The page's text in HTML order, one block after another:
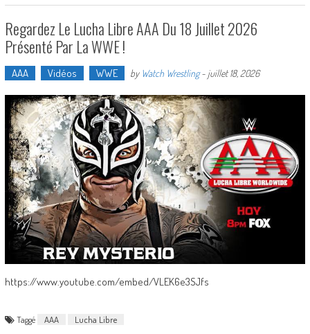
Regardez Le Lucha Libre AAA Du 18 Juillet 2026
Présenté Par La WWE !
AAA Vidéos WWE by Watch Wrestling- juillet 18, 2026
https://www.youtube.com/embed/VLEK6e3SJfs
Taggé AAA Lucha Libre